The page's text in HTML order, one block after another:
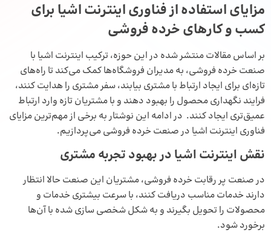
مزایای استفاده از فناوری اینترنت اشیا برای
کسب و کار‌های خرده فروشی
بر اساس مقالات منتشر شده در این حوزه، ترکیب اینترنت اشیا با
صنعت خرده فروشی، به مدیران فروشگاه‌ها کمک می‌کند تا راه‌های
تازه‌ای برای ایجاد ارتباط با مشتری بیابند،سفر مشتری را هدایت کنند،
فرایند نگهداری محصول را بهبود دهند و با مشتریان تازه وارد ارتباط
عمیق‌تری ایجاد کنند. در ادامه این نوشتار به برخی از مهم‌ترین مزایای
فناوری اینترنت اشیا در صنعت خرده فروشی می‌پردازیم.
نقش اینترنت اشیا در بهبود تجربه مشتری
در صنعت پر رقابت خرده فروشی، مشتریان این صنعت حالا انتظار
دارند خدمات مناسب دریافت کنند، با سرعت بیشتری خدمات و
محصولات را تحویل بگیرند و به شکل شخصی سازی شده با آن‌ها
برخورد شود.